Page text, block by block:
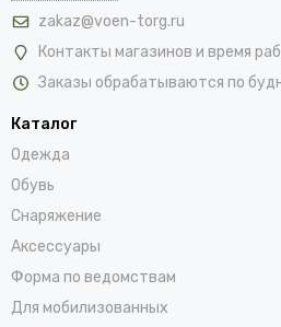
zakaz@voen-torg.ru
Контакты магазинов и время
Заказы обрабатываются по
Каталог
Одежда
Обувь
Снаряжение
Аксессуары
Форма по ведомствам
Для мобилизованных